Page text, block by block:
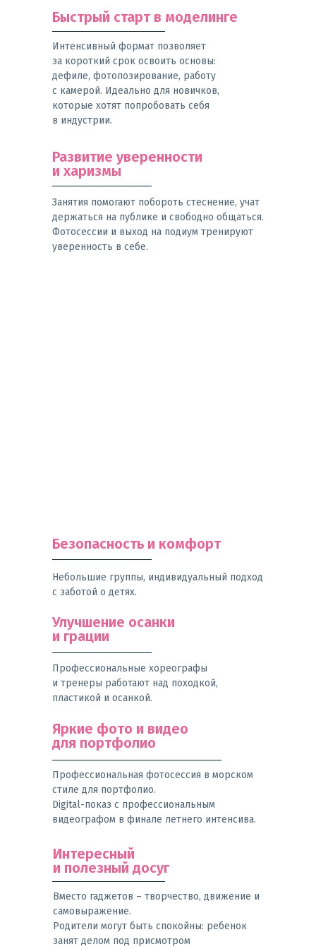
Занятия помогают побороть стеснение, учат
держаться на публике и свободно общаться.
Фотосессии и выход на подиум тренируют
уверенность в себе.
Профессиональная фотосессия в морском
стиле для портфолио.
Digital-показ с профессиональным
видеографом в финале летнего интенсива.
Интенсивный формат позволяет
за короткий срок освоить основы:
дефиле, фотопозирование, работу
с камерой. Идеально для новичков,
которые хотят попробовать себя
в индустрии.
Быстрый старт в моделинге
Небольшие группы, индивидуальный подход
с заботой о детях.
Вместо гаджетов – творчество, движение и
самовыражение.
Родители могут быть спокойны: ребенок
занят делом под присмотром
Развитие уверенности
и харизмы
Интересный
и полезный досуг
Безопасность и комфорт
Профессиональные хореографы
и тренеры работают над походкой,
пластикой и осанкой.
Яркие фото и видео
для портфолио
Улучшение осанки
и грации